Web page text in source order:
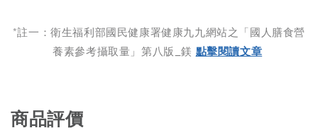
*註一：衛生福利部國民健康署健康九九網站之「國人膳食營
養素參考攝取量」第八版_鎂 點擊閱讀文章
商品評價